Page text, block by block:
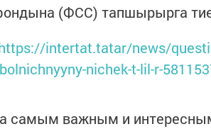
(ФСС) тапшырырга
intertat.tatar/news/
nichek-t-lil-r-
самым важным и